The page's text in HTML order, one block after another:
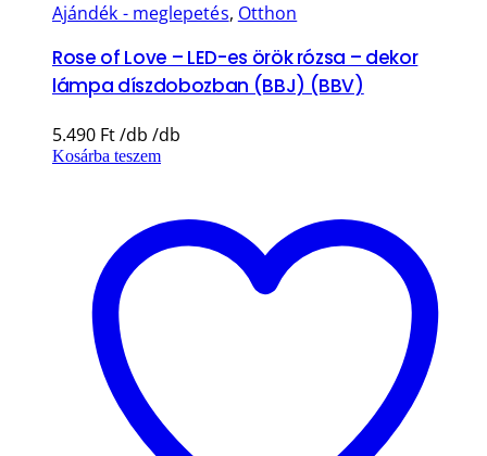
Ajándék - meglepetés, Otthon
Rose of Love – LED-es örök rózsa – dekor
lámpa díszdobozban (BBJ) (BBV)
5.490 Ft
Kosárba teszem